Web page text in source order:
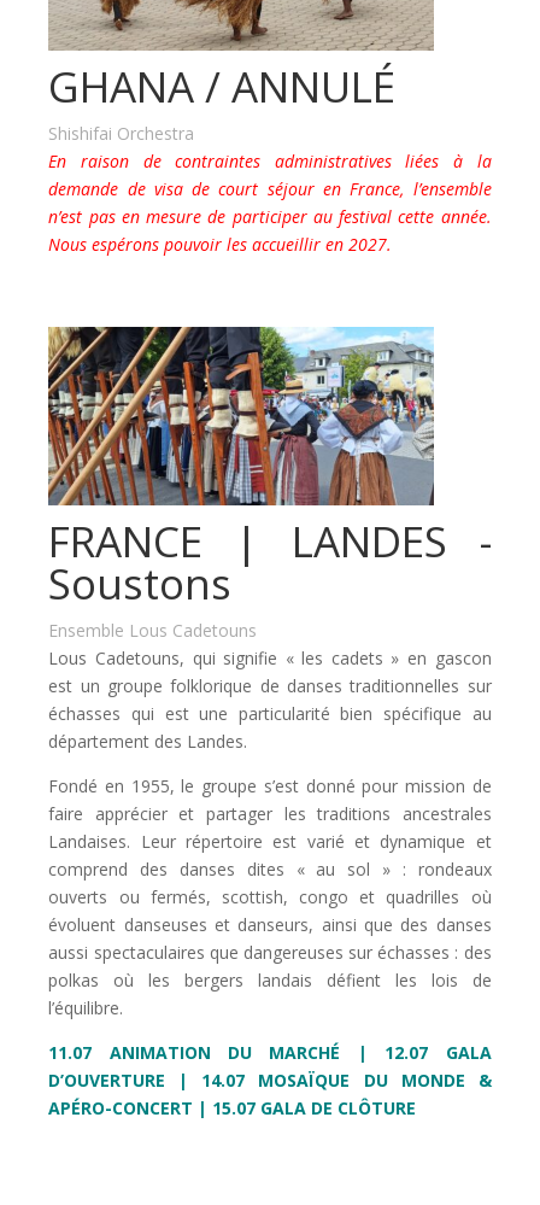
GHANA / ANNULÉ
Shishifai Orchestra
En raison de contraintes administratives liées à la
demande de visa de court séjour en France, l’ensemble
n’est pas en mesure de participer au festival cette année.
Nous espérons pouvoir les accueillir en 2027.
FRANCE | LANDES -
Soustons
Ensemble Lous Cadetouns
Lous Cadetouns, qui signifie « les cadets » en gascon
est un groupe folklorique de danses traditionnelles sur
échasses qui est une particularité bien spécifique au
département des Landes.
Fondé en 1955, le groupe s’est donné pour mission de
faire apprécier et partager les traditions ancestrales
Landaises. Leur répertoire est varié et dynamique et
comprend des danses dites « au sol » : rondeaux
ouverts ou fermés, scottish, congo et quadrilles où
évoluent danseuses et danseurs, ainsi que des danses
aussi spectaculaires que dangereuses sur échasses : des
polkas où les bergers landais défient les lois de
l’équilibre.
11.07 ANIMATION DU MARCHÉ | 12.07 GALA
D’OUVERTURE | 14.07 MOSAÏQUE DU MONDE &
APÉRO-CONCERT | 15.07 GALA DE CLÔTURE